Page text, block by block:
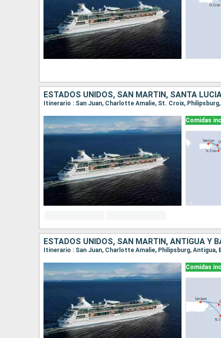
ESTADOS UNIDOS, SAN MARTÍN, SANTA
Itinerario : San Juan, Charlotte Amalie, St. Croix,
Comidas
ESTADOS UNIDOS, SAN MARTÍN, ANTIGUA Y
Itinerario : San Juan, Charlotte Amalie, Philipsburg,
Comidas